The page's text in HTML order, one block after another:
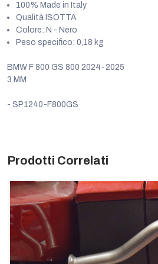
100% Made in Italy
Qualità ISOTTA
Colore: N - Nero
Peso specifico: 0,18 kg
BMW F 800 GS 800 2024-2025
3 MM
- SP1240-F800GS
Prodotti Correlati